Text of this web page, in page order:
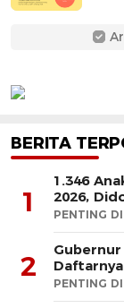
BERITA
1
1.346
2026,
PENTING
2
Daftarnya
PENTING